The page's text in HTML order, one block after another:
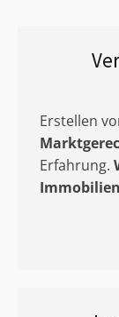
Erstellen
Erfahrung.